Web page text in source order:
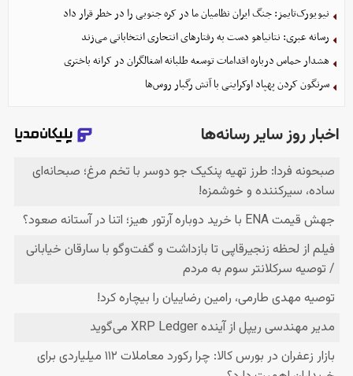
نیویورک‌تایمز: جنگ ایران نظامیان ما در کره جنوبی را در خطر قرار داد
رسانه عبری: نتانیاهو دست به رفتارهای انتحاری انتخاباتی می‌زند
هشدار حماس درباره اقدامات توسعه طلبانه اشغالگران در کرانه باختری
سرنگون کردن پهپاد اوکراینی با آتش رگبار روس‌ها